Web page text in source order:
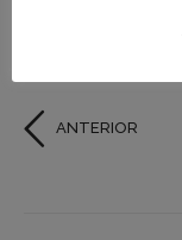
ANTERIOR